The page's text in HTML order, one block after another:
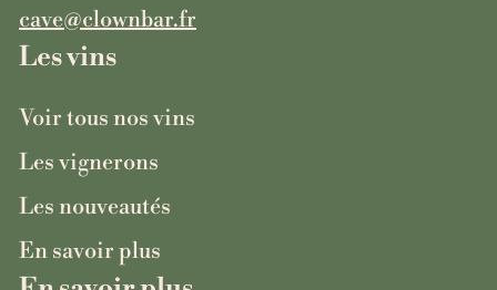
cave@clownbar.fr
Les vins
Voir tous nos vins
Les vignerons
Les nouveautés
En savoir plus